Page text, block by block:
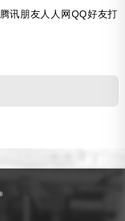
腾讯朋友人人网QQ好友打